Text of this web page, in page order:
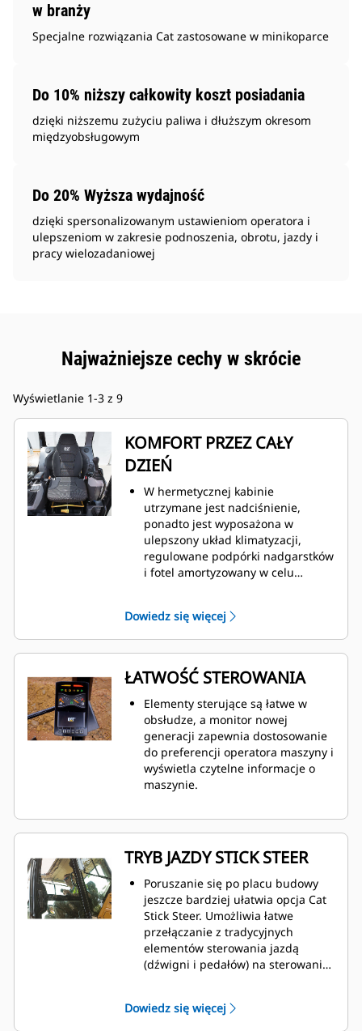
w branży
Specjalne rozwiązania Cat zastosowane w minikoparce
Do 10% niższy całkowity koszt posiadania
dzięki niższemu zużyciu paliwa i dłuższym okresom
międzyobsługowym
Do 20% Wyższa wydajność
dzięki spersonalizowanym ustawieniom operatora i
ulepszeniom w zakresie podnoszenia, obrotu, jazdy i
pracy wielozadaniowej
Najważniejsze cechy w skrócie
Wyświetlanie 1-3 z 9
KOMFORT PRZEZ CAŁY
DZIEŃ
W hermetycznej kabinie
utrzymane jest nadciśnienie,
ponadto jest wyposażona w
ulepszony układ klimatyzacji,
regulowane podpórki nadgarstków
i fotel amortyzowany w celu
Dowiedz się więcej
ŁATWOŚĆ STEROWANIA
Elementy sterujące są łatwe w
obsłudze, a monitor nowej
generacji zapewnia dostosowanie
do preferencji operatora maszyny i
wyświetla czytelne informacje o
maszynie.
TRYB JAZDY STICK STEER
Poruszanie się po placu budowy
jeszcze bardziej ułatwia opcja Cat
Stick Steer. Umożliwia łatwe
przełączanie z tradycyjnych
elementów sterowania jazdą
(dźwigni i pedałów) na sterowanie
postaci mniejszego wysiłku i
Dowiedz się więcej